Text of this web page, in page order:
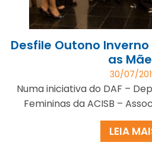
Desfile Outono
as
30/07/
Numa iniciativa do DAF –
Femininas da ACISB –
LEIA